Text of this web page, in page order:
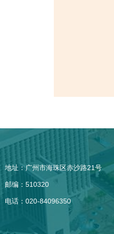
地址：广州市海珠区赤沙路21号
邮编：510320
电话：020-84096350